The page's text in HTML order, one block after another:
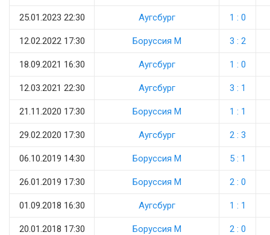
25.01.2023 22:30 Аугсбург 1 : 0
12.02.2022 17:30 Боруссия М 3 : 2
18.09.2021 16:30 Аугсбург 1 : 0
12.03.2021 22:30 Аугсбург 3 : 1
21.11.2020 17:30 Боруссия М 1 : 1
29.02.2020 17:30 Аугсбург 2 : 3
06.10.2019 14:30 Боруссия М 5 : 1
26.01.2019 17:30 Боруссия М 2 : 0
01.09.2018 16:30 Аугсбург 1 : 1
20.01.2018 17:30 Боруссия М 2 : 0